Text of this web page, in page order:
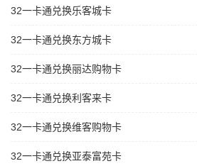
32一卡通兑换乐客城卡
32一卡通兑换东方城卡
32一卡通兑换丽达购物卡
32一卡通兑换利客来卡
32一卡通兑换维客购物卡
32一卡通兑换亚泰富苑卡